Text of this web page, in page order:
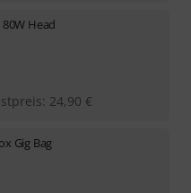
Head
: 24,90 €
Gig Bag